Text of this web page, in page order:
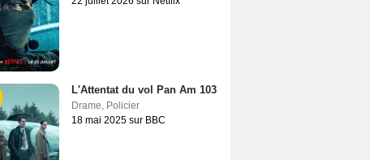
L'Attentat du vol Pan Am 103
Drame, Policier
18 mai 2025 sur BBC